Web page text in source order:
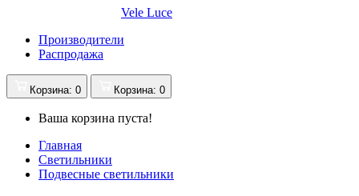
Vele Luce
Производители
Распродажа
Корзина: 0 Корзина: 0
Ваша корзина пуста!
Главная
Светильники
Подвесные светильники